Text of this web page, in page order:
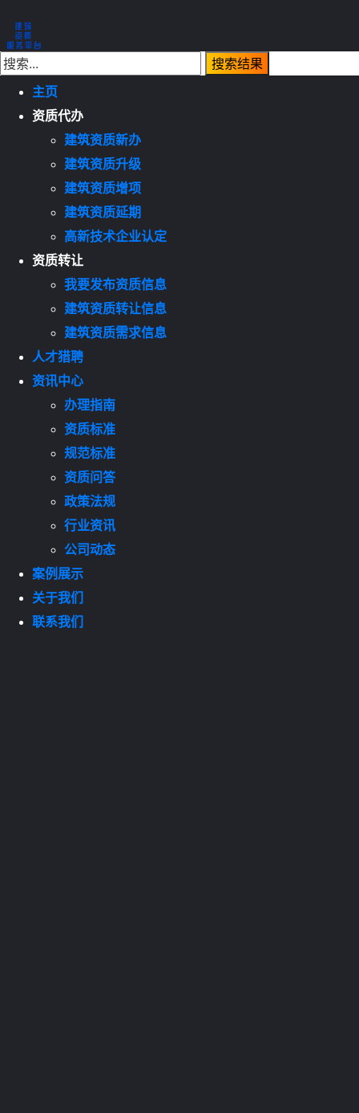
主页
资质代办
建筑资质新办
建筑资质升级
建筑资质增项
建筑资质延期
高新技术企业认定
资质转让
我要发布资质信息
建筑资质转让信息
建筑资质需求信息
人才猎聘
资讯中心
办理指南
资质标准
规范标准
资质问答
政策法规
行业资讯
公司动态
案例展示
关于我们
联系我们